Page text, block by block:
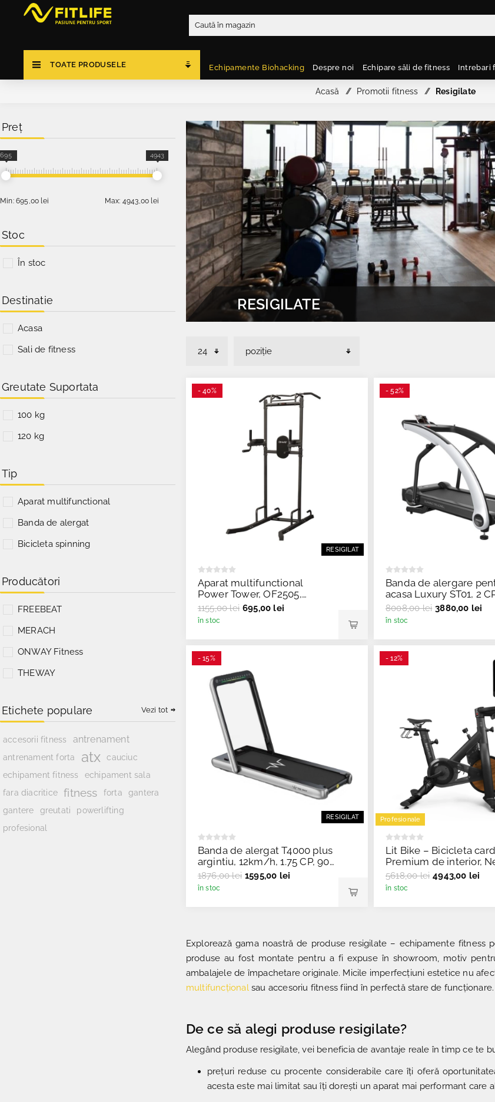
TOATE PRODUSELE Echipamente Biohacking Despre noi Echipare săli de fitness Intrebari
Acasă / Promotii fitness / Resigilate
RESIGILATE
RESIGILAT
- 40%
Aparat multifunctional
Power Tower, OF2505,
ONWAY Fitness - resigilat
1155,00 lei 695,00 lei
în stoc
- 52%
Banda de alergare
acasa Luxury ST01, 2
kg, 15 km/h, TheWay
resigilata
8008,00 lei 3880,00 lei
în stoc
RESIGILAT
- 15%
Banda de alergat T4000 plus
argintiu, 12km/h, 1.75 CP, 90
kg, TheWay - Resigilat
1876,00 lei 1595,00 lei
în stoc
- 12%
Profesionale
Lit Bike – Bicicleta
Premium de interior,
60kg - Resigilat
5618,00 lei 4943,00 lei
în stoc
Explorează gama noastră de produse resigilate – echipamente fitness
produse au fost montate pentru a fi expuse în showroom, motiv
ambalajele de împachetare originale. Micile imperfecțiuni estetice nu
multifuncționalsau accesoriu fitness fiind în perfectă stare de funcționare.
De ce să alegi produse resigilate?
Alegând produse resigilate, vei beneficia de avantaje reale în timp ce te
prețuri reduse cu procente considerabile care îți oferă
acesta este mai limitat sau îți dorești un aparat mai performant care
Preț
Min: 695,00 lei Max: 4943,00 lei
695 4943
Stoc
În stoc
Destinatie
Acasa
Sali de fitness
Greutate Suportata
100 kg
120 kg
Tip
Aparat multifunctional
Banda de alergat
Bicicleta spinning
Producători
FREEBEAT
MERACH
ONWAY Fitness
THEWAY
Etichete populare
accesorii fitness antrenament
antrenament forta atx cauciuc
echipament fitness echipament sala
fara diacritice fitness forta
gantera
gantere
greutati powerlifting
profesional
Vezi tot